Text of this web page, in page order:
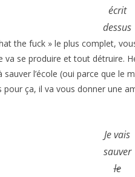
écrit
dessus
the fuck » le plus complet,
se produire et tout détruire.
l’école (oui parce que le
pour ça, il va vous donner une
Je vais
sauver
le